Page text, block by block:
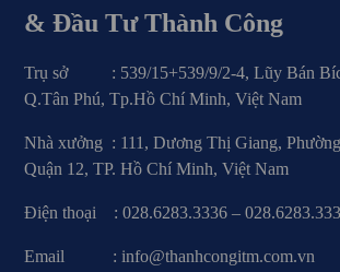
& Đầu Tư Thành Công
Trụ sở : 539/15+539/9/2-4, Lũy Bán
Q.Tân Phú, Tp.Hồ Chí Minh, Việt Nam
Nhà xưởng : 111, Dương Thị Giang,
Quận 12, TP. Hồ Chí Minh, Việt Nam
Điện thoại : 028.6283.3336 –
Email :